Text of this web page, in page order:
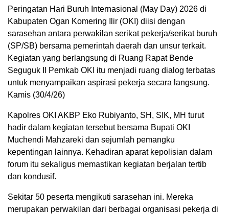
Peringatan Hari Buruh Internasional (May Day) 2026 di
Kabupaten Ogan Komering Ilir (OKI) diisi dengan
sarasehan antara perwakilan serikat pekerja/serikat buruh
(SP/SB) bersama pemerintah daerah dan unsur terkait.
Kegiatan yang berlangsung di Ruang Rapat Bende
Seguguk II Pemkab OKI itu menjadi ruang dialog terbatas
untuk menyampaikan aspirasi pekerja secara langsung.
Kamis (30/4/26)
Kapolres OKI AKBP Eko Rubiyanto, SH, SIK, MH turut
hadir dalam kegiatan tersebut bersama Bupati OKI
Muchendi Mahzareki dan sejumlah pemangku
kepentingan lainnya. Kehadiran aparat kepolisian dalam
forum itu sekaligus memastikan kegiatan berjalan tertib
dan kondusif.
Sekitar 50 peserta mengikuti sarasehan ini. Mereka
merupakan perwakilan dari berbagai organisasi pekerja di